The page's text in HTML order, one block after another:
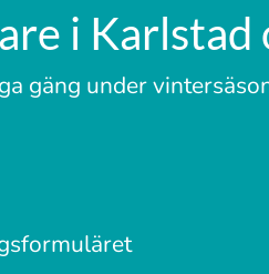
i Karlstad
gäng under